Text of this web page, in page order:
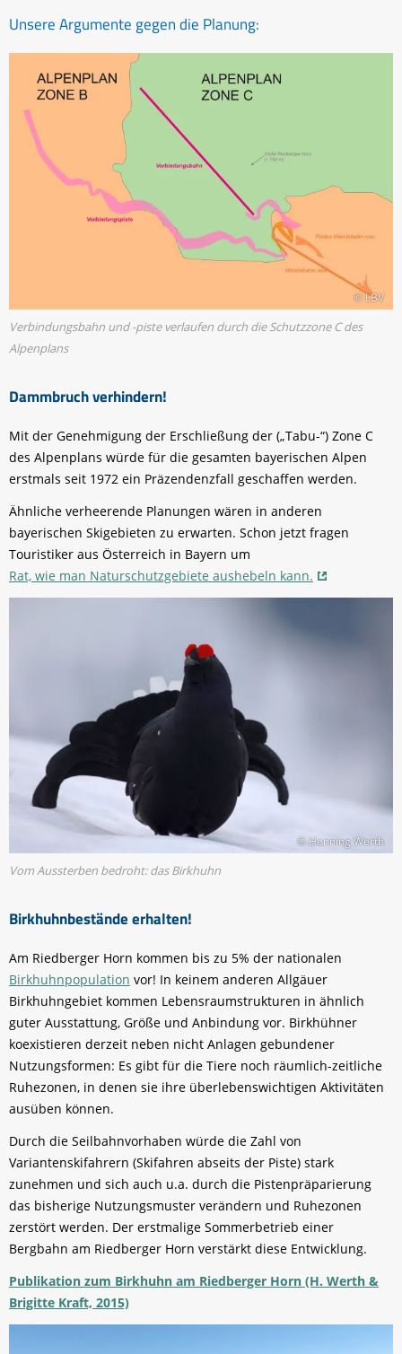
Unsere Argumente gegen die Planung:
Dammbruch verhindern!
© LBV
Verbindungsbahn und -piste verlaufen durch die Schutzzone C des
Alpenplans
Mit der Genehmigung der Erschließung der („Tabu-“) Zone C
des Alpenplans würde für die gesamten bayerischen Alpen
erstmals seit 1972 ein Präzendenzfall geschaffen werden.
Ähnliche verheerende Planungen wären in anderen
bayerischen Skigebieten zu erwarten. Schon jetzt fragen
Touristiker aus Österreich in Bayern um
Rat, wie man Naturschutzgebiete aushebeln kann.
Birkhuhnbestände erhalten!
© Henning Werth
Vom Aussterben bedroht: das Birkhuhn
Am Riedberger Horn kommen bis zu 5% der nationalen
Birkhuhnpopulation vor! In keinem anderen Allgäuer
Birkhuhngebiet kommen Lebensraumstrukturen in ähnlich
guter Ausstattung, Größe und Anbindung vor. Birkhühner
koexistieren derzeit neben nicht Anlagen gebundener
Nutzungsformen: Es gibt für die Tiere noch räumlich-zeitliche
Ruhezonen, in denen sie ihre überlebenswichtigen Aktivitäten
ausüben können.
Durch die Seilbahnvorhaben würde die Zahl von
Variantenskifahrern (Skifahren abseits der Piste) stark
zunehmen und sich auch u.a. durch die Pistenpräparierung
das bisherige Nutzungsmuster verändern und Ruhezonen
zerstört werden. Der erstmalige Sommerbetrieb einer
Bergbahn am Riedberger Horn verstärkt diese Entwicklung.
Publikation zum Birkhuhn am Riedberger Horn (H. Werth &
Brigitte Kraft, 2015)